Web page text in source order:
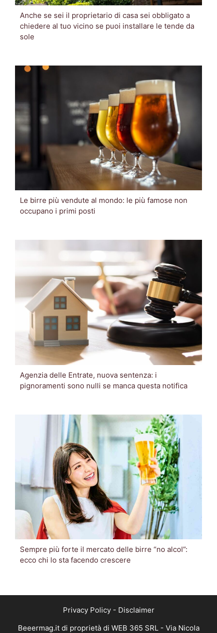
Anche se sei il proprietario di casa sei obbligato a
chiedere al tuo vicino se puoi installare le tende da
sole
Le birre più vendute al mondo: le più famose non
occupano i primi posti
Agenzia delle Entrate, nuova sentenza: i
pignoramenti sono nulli se manca questa notifica
Sempre più forte il mercato delle birre “no alcol”:
ecco chi lo sta facendo crescere
Privacy Policy- Disclaimer
Beeermag.it di proprietà di WEB 365 SRL - Via Nicola